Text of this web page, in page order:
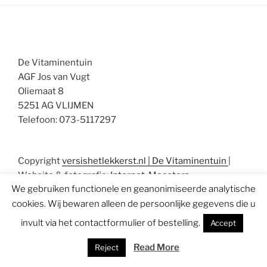
De Vitaminentuin
AGF Jos van Vugt
Oliemaat 8
5251 AG VLIJMEN
Telefoon: 073-5117297
Copyrightversishetlekkerst.nl | De Vitaminentuin
Website & fotografie: Internet-Meesters
We gebruiken functionele en geanonimiseerde analytische
cookies. Wij bewaren alleen de persoonlijke gegevens die u
invult via het contactformulier of bestelling.
Accept
Reject Read More